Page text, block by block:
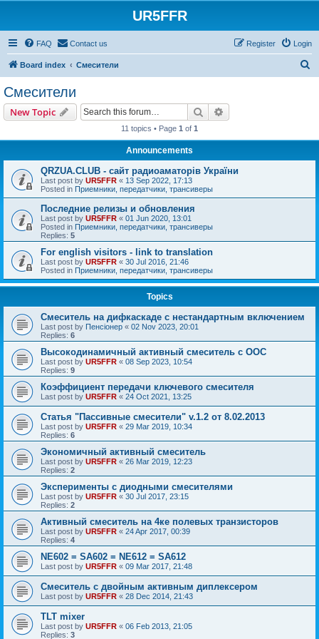
UR5FFR
FAQ Contact us Login
Register
Board index Смесители
Смесители
New Topic Search
11 topics • Page 1 of 1
Announcements
QRZUA.CLUB - сайт радиоаматорів України
Last post by UR5FFR « 13 Sep 2022, 17:13
Posted in Приемники, передатчики, трансиверы
Последние релизы и обновления
Last post by UR5FFR « 01 Jun 2020, 13:01
Posted in Приемники, передатчики, трансиверы
Replies: 5
For english visitors - link to translation
Last post by UR5FFR « 30 Jul 2016, 21:46
Posted in Приемники, передатчики, трансиверы
Topics
Смеситель на дифкаскаде с нестандартным включением
Last post by Пенсіонер « 02 Nov 2023, 20:01
Replies: 6
Высокодинамичный активный смеситель с ООС
Last post by UR5FFR « 08 Sep 2023, 10:54
Replies: 9
Коэффициент передачи ключевого смесителя
Last post by UR5FFR « 24 Oct 2021, 13:25
Статья "Пассивные смесители" v.1.2 от 8.02.2013
Last post by UR5FFR « 29 Mar 2019, 10:34
Replies: 6
Экономичный активный смеситель
Last post by UR5FFR « 26 Mar 2019, 12:23
Replies: 2
Эксперименты с диодными смесителями
Last post by UR5FFR « 30 Jul 2017, 23:15
Replies: 2
Активный смеситель на 4ке полевых транзисторов
Last post by UR5FFR « 24 Apr 2017, 00:39
Replies: 4
NE602 = SA602 = NE612 = SA612
Last post by UR5FFR « 09 Mar 2017, 21:48
Смеситель с двойным активным диплексером
Last post by UR5FFR « 28 Dec 2014, 21:43
TLT mixer
Last post by UR5FFR « 06 Feb 2013, 21:05
Replies: 3